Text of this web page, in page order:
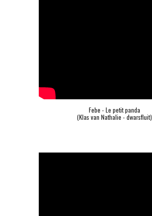
Febe - Le petit panda
(Klas van Nathalie - dwarsfluit)